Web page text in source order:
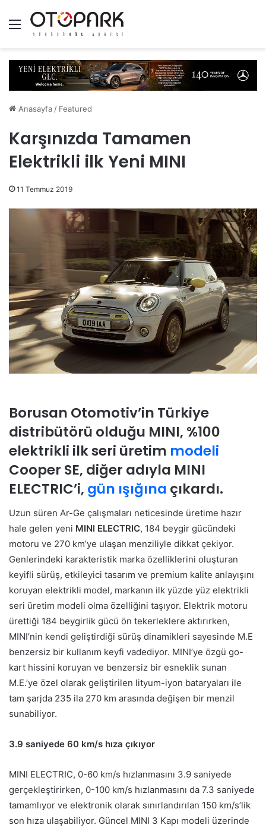
Menü
Anasayfa / Featured
Karşınızda Tamamen
Elektrikli ilk Yeni MINI
11 Temmuz 2019
Borusan Otomotiv’in Türkiye
distribütörü olduğu MINI, %100
elektrikli ilk seri üretim modeli
Cooper SE, diğer adıyla MINI
ELECTRIC’i, gün ışığına çıkardı.
Uzun süren Ar-Ge çalışmaları neticesinde üretime hazır
hale gelen yeni MINI ELECTRIC, 184 beygir gücündeki
motoru ve 270 km’ye ulaşan menziliyle dikkat çekiyor.
Genlerindeki karakteristik marka özelliklerini oluşturan
keyifli sürüş, etkileyici tasarım ve premium kalite anlayışını
koruyan elektrikli model, markanın ilk yüzde yüz elektrikli
seri üretim modeli olma özelliğini taşıyor. Elektrik motoru
ürettiği 184 beygirlik gücü ön tekerleklere aktırırken,
MINI’nin kendi geliştirdiği sürüş dinamikleri sayesinde M.E
benzersiz bir kullanım keyfi vadediyor. MINI’ye özgü go-
kart hissini koruyan ve benzersiz bir esneklik sunan
M.E.’ye özel olarak geliştirilen lityum-iyon bataryaları ile
tam şarjda 235 ila 270 km arasında değişen bir menzil
sunabiliyor.
3.9 saniyede 60 km/s hıza çıkıyor
MINI ELECTRIC, 0-60 km/s hızlanmasını 3.9 saniyede
gerçekleştirirken, 0-100 km/s hızlanmasını da 7.3 saniyede
tamamlıyor ve elektronik olarak sınırlandırılan 150 km/s’lik
son hıza ulaşabiliyor. Güncel MINI 3 Kapı modeli üzerinde